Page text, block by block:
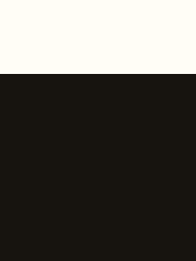
and Perplexity.